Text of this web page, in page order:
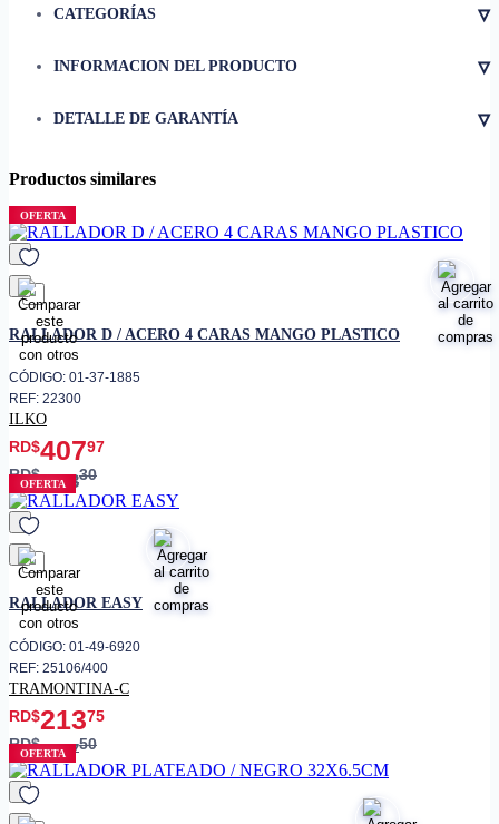
CATEGORÍAS ▿
INFORMACION DEL PRODUCTO ▿
DETALLE DE GARANTÍA ▿
Productos similares
OFERTA
favorito
RALLADOR D / ACERO 4 CARAS MANGO PLASTICO
CÓDIGO: 01-37-1885
REF: 22300
ILKO
RD$40797
RD$45330
OFERTA
favorito
RALLADOR EASY
CÓDIGO: 01-49-6920
REF: 25106/400
TRAMONTINA-C
RD$21375
RD$23750
OFERTA